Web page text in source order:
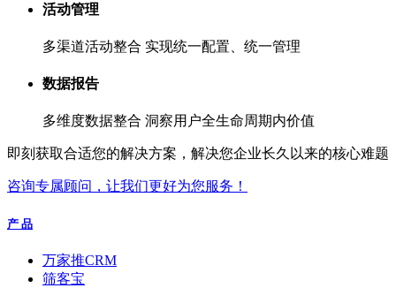
活动管理
多渠道活动整合 实现统一配置、统一管理
数据报告
多维度数据整合 洞察用户全生命周期内价值
即刻获取合适您的解决方案，解决您企业长久以来的核心难题
咨询专属顾问，让我们更好为您服务！
产 品
万家推CRM
筛客宝